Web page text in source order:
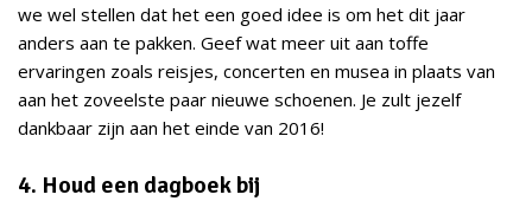
we wel stellen dat het een goed idee is om het dit jaar
anders aan te pakken. Geef wat meer uit aan toffe
ervaringen zoals reisjes, concerten en musea in plaats van
aan het zoveelste paar nieuwe schoenen. Je zult jezelf
dankbaar zijn aan het einde van 2016!
4. Houd een dagboek bij